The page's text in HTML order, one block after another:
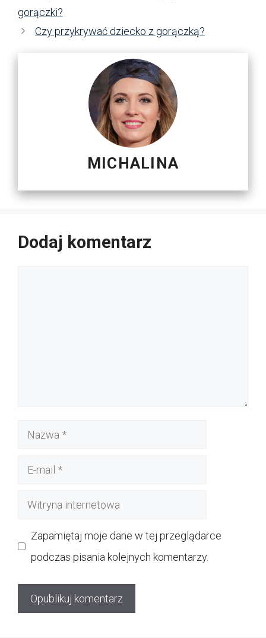
gorączki?
Czy przykrywać dziecko z gorączką?
MICHALINA
Dodaj komentarz
Nazwa
Witryna
Zapamiętaj moje dane w tej przeglądarce
podczas pisania kolejnych komentarzy.